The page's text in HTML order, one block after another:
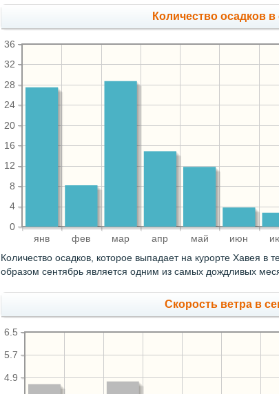
Количество осадков
янв фев мар апр май июн
0
4
8
12
16
20
24
28
32
36
Количество осадков, которое выпадает на курорте Хавея в
образом сентябрь является одним из самых дождливых
Скорость ветра в
4.9
5.7
6.5